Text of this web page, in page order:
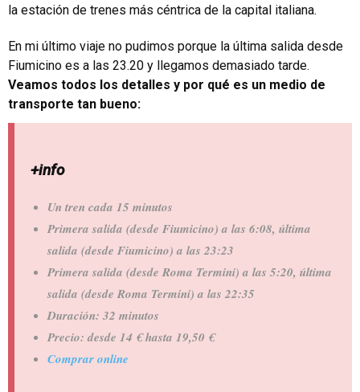
la estación de trenes más céntrica de la capital italiana.
En mi último viaje no pudimos porque la última salida desde
Fiumicino es a las 23.20 y llegamos demasiado tarde.
Veamos todos los detalles y por qué es un medio de
transporte tan bueno:
+info
Un tren cada 15 minutos
Primera salida (desde Fiumicino) a las 6:08, última
salida (desde Fiumicino) a las 23:23
Primera salida (desde Roma Termini) a las 5:20, última
salida (desde Roma Termini) a las 22:35
Duración: 32 minutos
Precio: desde 14 € hasta 19,50 €
Comprar online